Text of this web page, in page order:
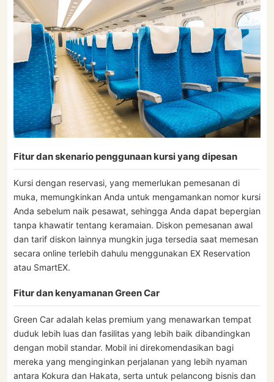
Fitur dan skenario penggunaan kursi yang dipesan
Kursi dengan reservasi, yang memerlukan pemesanan di
muka, memungkinkan Anda untuk mengamankan nomor kursi
Anda sebelum naik pesawat, sehingga Anda dapat bepergian
tanpa khawatir tentang keramaian. Diskon pemesanan awal
dan tarif diskon lainnya mungkin juga tersedia saat memesan
secara online terlebih dahulu menggunakan EX Reservation
atau SmartEX.
Fitur dan kenyamanan Green Car
Green Car adalah kelas premium yang menawarkan tempat
duduk lebih luas dan fasilitas yang lebih baik dibandingkan
dengan mobil standar. Mobil ini direkomendasikan bagi
mereka yang menginginkan perjalanan yang lebih nyaman
antara Kokura dan Hakata, serta untuk pelancong bisnis dan